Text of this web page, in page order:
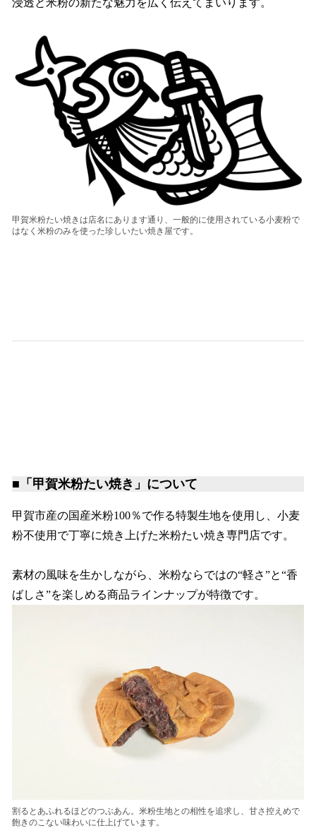
浸透と米粉の新たな魅力を広く伝えてまいります。
甲賀米粉たい焼きは店名にあります通り、一般的に使用されている小麦粉で
はなく米粉のみを使った珍しいたい焼き屋です。
■「甲賀米粉たい焼き」について
甲賀市産の国産米粉100％で作る特製生地を使用し、小麦
粉不使用で丁寧に焼き上げた米粉たい焼き専門店です。
素材の風味を生かしながら、米粉ならではの“軽さ”と“香
ばしさ”を楽しめる商品ラインナップが特徴です。
割るとあふれるほどのつぶあん。米粉生地との相性を追求し、甘さ控えめで
飽きのこない味わいに仕上げています。